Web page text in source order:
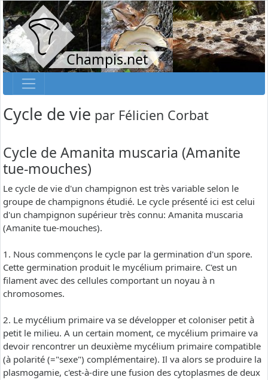
Champis.net
Cycle de vie par Félicien Corbat
Cycle de Amanita muscaria (Amanite
tue-mouches)
Le cycle de vie d'un champignon est très variable selon le
groupe de champignons étudié. Le cycle présenté ici est celui
d'un champignon supérieur très connu: Amanita muscaria
(Amanite tue-mouches).
1. Nous commençons le cycle par la germination d'un spore.
Cette germination produit le mycélium primaire. C'est un
filament avec des cellules comportant un noyau à n
chromosomes.
2. Le mycélium primaire va se développer et coloniser petit à
petit le milieu. A un certain moment, ce mycélium primaire va
devoir rencontrer un deuxième mycélium primaire compatible
(à polarité (="sexe") complémentaire). Il va alors se produire la
plasmogamie, c'est-à-dire une fusion des cytoplasmes de deux